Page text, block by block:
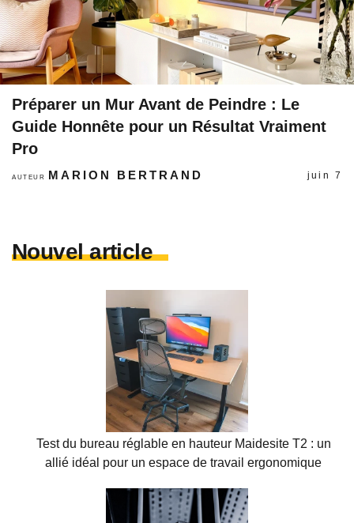
Préparer un Mur Avant de Peindre : Le
Guide Honnête pour un Résultat Vraiment
Pro
AUTEUR MARION BERTRAND juin 7
Nouvel article
Test du bureau réglable en hauteur Maidesite T2 : un
allié idéal pour un espace de travail ergonomique